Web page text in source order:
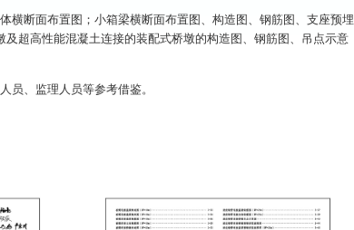
断面布置图；小箱梁横断面布置图、构造图、钢筋图、支座预埋
超高性能混凝土连接的装配式桥墩的构造图、钢筋图、吊点示意
、监理人员等参考借鉴。